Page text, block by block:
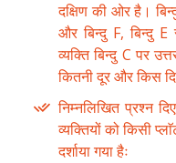
दक्षिण की ओर है।
और बिन्दु F, बिन्दु
व्यक्ति बिन्दु C पर
कितनी दूर और किस
निम्नलिखित प्रश्न
व्यक्तियों को किसी
दर्शाया गया हैः